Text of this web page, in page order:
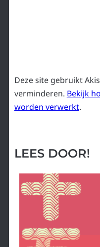
Deze site gebruikt
verminderen. Bekijk
worden verwerkt.
LEES DOOR!